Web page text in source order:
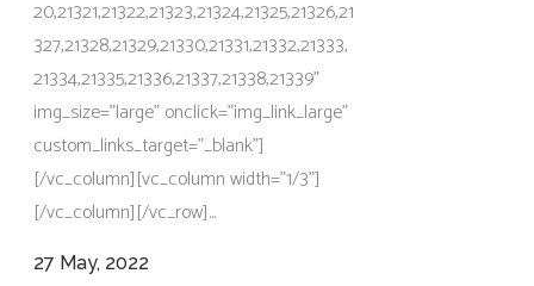
20,21321,21322,21323,21324,21325,21326,21
327,21328,21329,21330,21331,21332,21333,
21334,21335,21336,21337,21338,21339"
img_size="large" onclick="img_link_large"
custom_links_target="_blank"]
[/vc_column][vc_column width="1/3"]
[/vc_column][/vc_row]...
27 May, 2022